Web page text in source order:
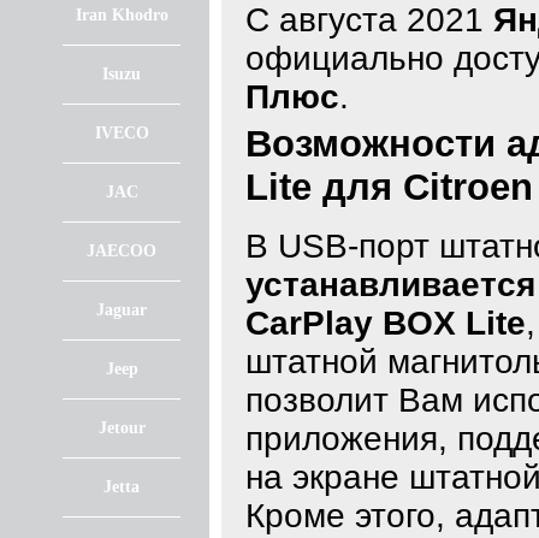
Iran Khodro
Isuzu
IVECO
JAC
JAECOO
Jaguar
Jeep
Jetour
Jetta
С августа 2021
официально
Плюс.
Возможности
Lite для
В USB-порт
CarPlay BOX Lite
штатной
позволит Вам
приложения,
на экране
Кроме этого,